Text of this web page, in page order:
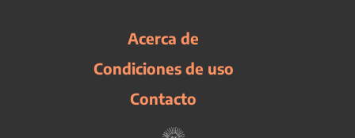
Acerca de
Condiciones de uso
Contacto